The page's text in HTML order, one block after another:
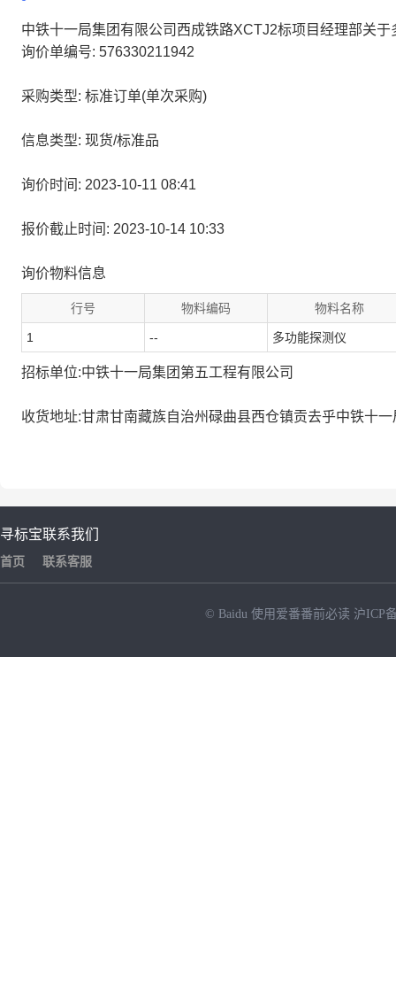
中铁十一局集团有限公司西成铁路XCTJ2标项目经理部关
询价单编号: 576330211942
采购类型: 标准订单(单次采购)
信息类型: 现货/标准品
询价时间: 2023-10-11 08:41
报价截止时间: 2023-10-14 10:33
询价物料信息
行号 物料编码 物料名称
1 -- 多功能探测仪
招标单位:中铁十一局集团第五工程有限公司
收货地址:甘肃甘南藏族自治州碌曲县西仓镇贡去乎中铁十
寻标宝
首页
联系我们
联系客服
© Baidu 使用爱番番前必读 沪ICP